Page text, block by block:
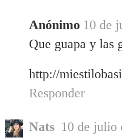
Anónimo 10 de
Que guapa y las
http://
Responder
Nats 10 de julio